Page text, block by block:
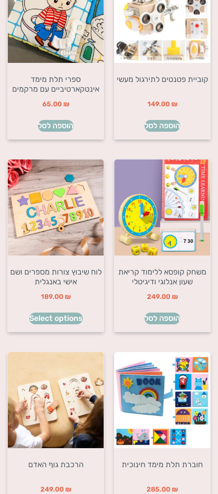
קוביית פטנטים לתירגול מעשי
149.00 ₪
הוספה לסל
ספרי תלת מימד
אינטקארטיביים עם מרקמים
65.00 ₪
הוספה לסל
משחק קופסא ללימוד קריאת
שעון אנלוגי ודיגיטלי
249.00 ₪
הוספה לסל
לוח שיבוץ צורות מספרים ושם
אישי באנגלית
189.00 ₪
Select options
חוברת תלת מימד חינוכית
285.00 ₪
הרכבת גוף האדם
249.00 ₪